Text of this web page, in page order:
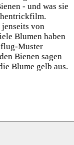
- und was sie
jenseits von
Blumen haben
Muster
Bienen sagen
Blume gelb aus.